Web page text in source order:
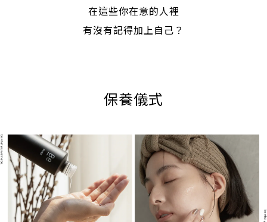
在這些你在意的人裡
有沒有記得加上自己？
保養儀式